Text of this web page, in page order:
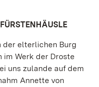
der elterlichen Burg
im Werk der Droste
uns zulande auf dem
Annette von